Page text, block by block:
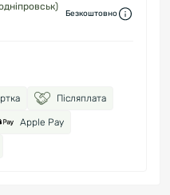
Безкоштовно
Післяплата
Apple Pay